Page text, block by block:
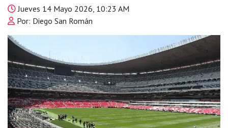
Jueves 14 Mayo 2026, 10:23 AM
Por: Diego San Román